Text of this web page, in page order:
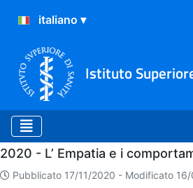
Istituto
Home
2020 - L’ Empatia e i
Pubblicato 17/11/2020 - Modificato